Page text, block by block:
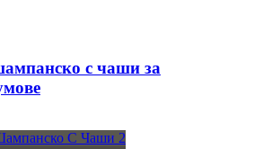
с чаши за